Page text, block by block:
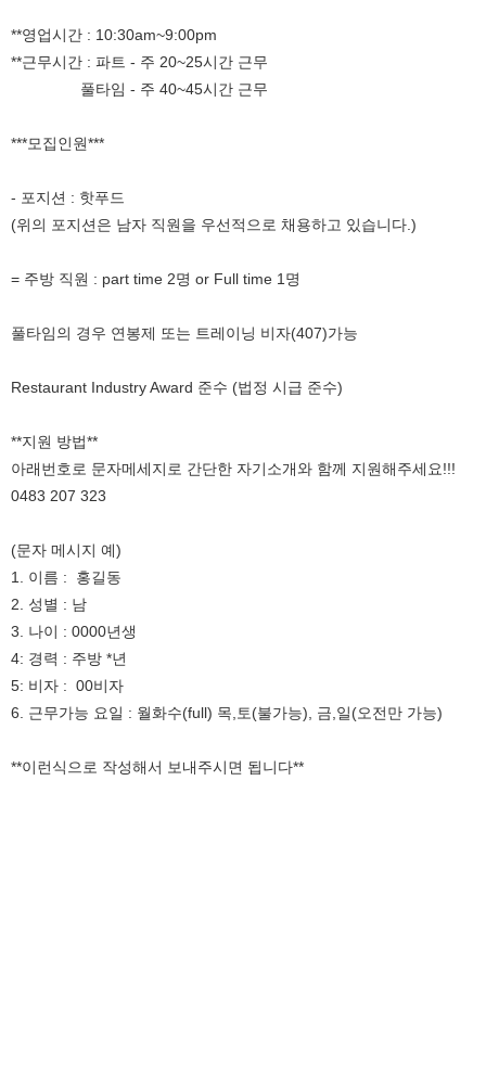
**영업시간 : 10:30am~9:00pm
**근무시간 : 파트 - 주 20~25시간 근무
풀타임 - 주 40~45시간 근무
***모집인원***
- 포지션 : 핫푸드
(위의 포지션은 남자 직원을 우선적으로 채용하고 있습니다.)
= 주방 직원 : part time 2명 or Full time 1명
풀타임의 경우 연봉제 또는 트레이닝 비자(407)가능
Restaurant Industry Award 준수 (법정 시급 준수)
**지원 방법**
아래번호로 문자메세지로 간단한 자기소개와 함께 지원해주세요!!!
0483 207 323
(문자 메시지 예)
1. 이름 : 홍길동
2. 성별 : 남
3. 나이 : 0000년생
4: 경력 : 주방 *년
5: 비자 : 00비자
6. 근무가능 요일 : 월화수(full) 목,토(불가능), 금,일(오전만 가능)
**이런식으로 작성해서 보내주시면 됩니다**